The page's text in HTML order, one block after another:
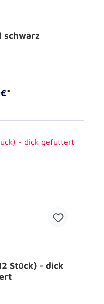
schwarz
Stück) - dick